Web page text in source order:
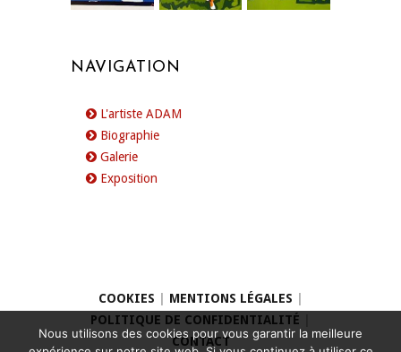
NAVIGATION
L'artiste ADAM
Biographie
Galerie
Exposition
COOKIES MENTIONS LÉGALES
POLITIQUE DE CONFIDENTIALITÉ
CONTACT
Nous utilisons des cookies pour vous garantir la meilleure